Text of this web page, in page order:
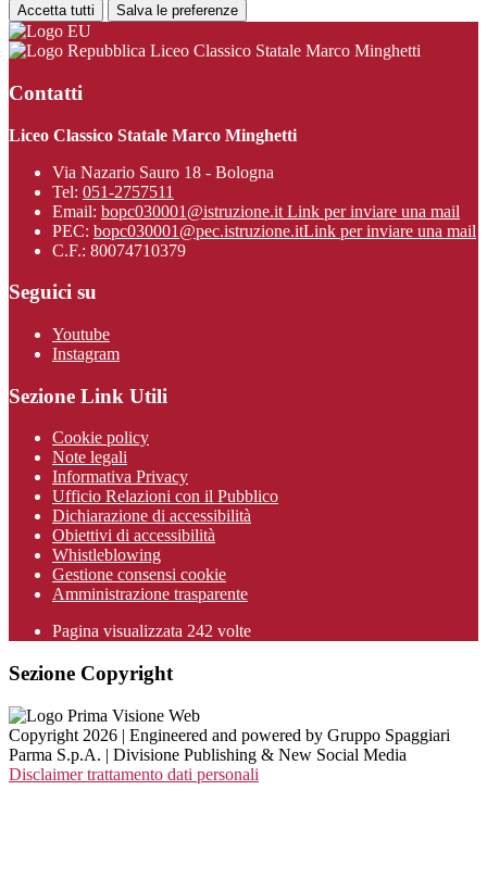
Accetta tutti Salva le preferenze
Liceo Classico Statale Marco Minghetti
Contatti
Liceo Classico Statale Marco Minghetti
Via Nazario Sauro 18 - Bologna
Tel: 051-2757511
Email: bopc030001@istruzione.it Link per inviare una mail
PEC: bopc030001@pec.istruzione.itLink per inviare una mail
C.F.: 80074710379
Seguici su
Youtube
Instagram
Sezione Link Utili
Cookie policy
Note legali
Informativa Privacy
Ufficio Relazioni con il Pubblico
Dichiarazione di accessibilità
Obiettivi di accessibilità
Whistleblowing
Gestione consensi cookie
Amministrazione trasparente
Pagina visualizzata 242 volte
Sezione Copyright
Copyright 2026 | Engineered and powered by Gruppo Spaggiari
Parma S.p.A. | Divisione Publishing & New Social Media
Disclaimer trattamento dati personali